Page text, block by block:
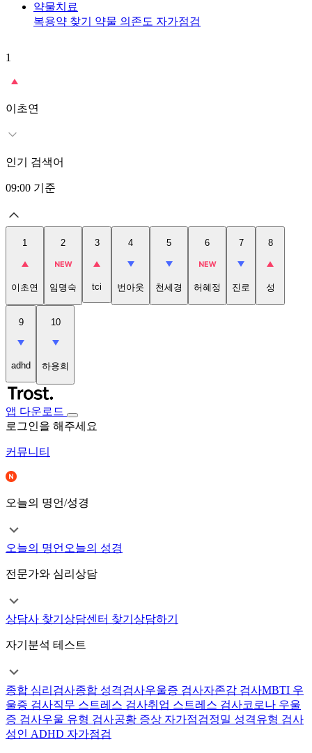
약물치료
복용약 찾기 약물 의존도 자가점검
1
이초연
인기 검색어
09:00 기준
1
이초연
2
임명숙
3
tci
4
번아웃
5
천세경
6
허혜정
7
진로
8
성
9
adhd
10
하용희
앱 다운로드
로그인을 해주세요
커뮤니티
오늘의 명언/성경
오늘의 명언 오늘의 성경
전문가와 심리상담
상담사 찾기 상담센터 찾기 상담하기
자기분석 테스트
종합 심리검사종합 성격검사우울증 검사자존감 검사MBTI 우
울증 검사직무 스트레스 검사취업 스트레스 검사코로나 우울
증 검사우울 유형 검사공황 증상 자가점검정밀 성격유형 검사
성인 ADHD 자가점검